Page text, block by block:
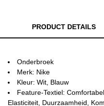
PRODUCT DETAILS
Onderbroek
Merk: Nike
Kleur: Wit, Blauw
Feature-Textiel:
Elasticiteit, Duurzaamheid,